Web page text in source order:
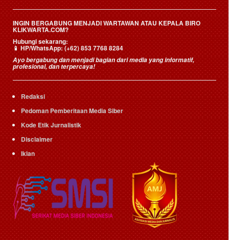
INGIN BERGABUNG MENJADI WARTAWAN ATAU KEPALA BIRO
KLIKWARTA.COM?
Hubungi sekarang:
📱HP/WhatsApp:(+62) 853 7768 8284
Ayo bergabung dan menjadi bagian dari media yang informatif,
profesional, dan terpercaya!
Redaksi
Pedoman Pemberitaan Media Siber
Kode Etik Jurnalistik
Disclaimer
Iklan